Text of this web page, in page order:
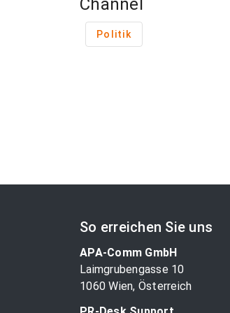
Channel
Politik
So erreichen Sie uns
APA-Comm GmbH
Laimgrubengasse 10
1060 Wien, Österreich